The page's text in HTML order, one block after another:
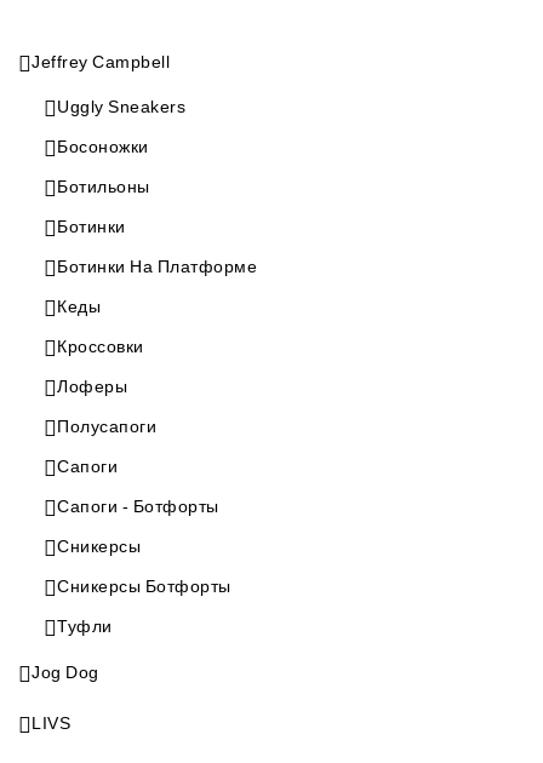
Jeffrey Campbell
Uggly Sneakers
Босоножки
Ботильоны
Ботинки
Ботинки На Платформе
Кеды
Кроссовки
Лоферы
Полусапоги
Сапоги
Сапоги - Ботфорты
Сникерсы
Сникерсы Ботфорты
Туфли
Jog Dog
LIVS